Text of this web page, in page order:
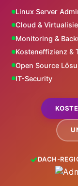
Linux Server
Cloud &
Monitoring &
Kosteneffizienz &
Open Source
IT-Security
DACH-